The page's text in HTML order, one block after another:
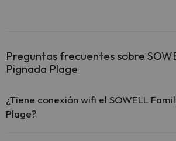
Preguntas frecuentes sobre
Pignada Plage
¿Tiene conexión wifi el SOWELL
Plage?